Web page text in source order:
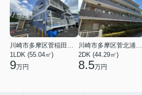
1LDK (55.04㎡)
9万円
2DK (44.29㎡)
8.5万円